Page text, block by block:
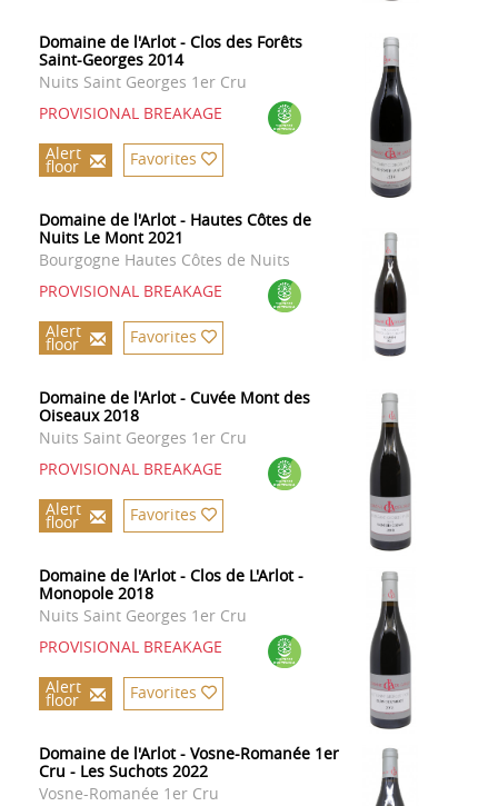
Domaine de l'Arlot - Clos des Forêts
Saint-Georges 2014
Nuits Saint Georges 1er Cru
PROVISIONAL BREAKAGE
Alert
floor Favorites
Domaine de l'Arlot - Hautes Côtes de
Nuits Le Mont 2021
Bourgogne Hautes Côtes de Nuits
PROVISIONAL BREAKAGE
Alert
floor Favorites
Domaine de l'Arlot - Cuvée Mont des
Oiseaux 2018
Nuits Saint Georges 1er Cru
PROVISIONAL BREAKAGE
Alert
floor Favorites
Domaine de l'Arlot - Clos de L'Arlot -
Monopole 2018
Nuits Saint Georges 1er Cru
PROVISIONAL BREAKAGE
Alert
floor Favorites
Domaine de l'Arlot - Vosne-Romanée 1er
Cru - Les Suchots 2022
Vosne-Romanée 1er Cru